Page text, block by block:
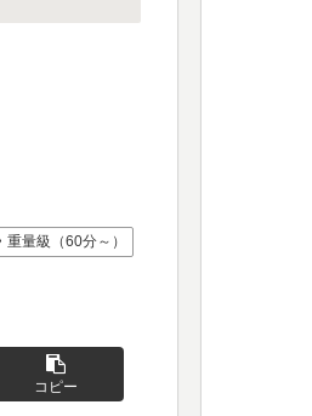
重量級（60分～）
コピー